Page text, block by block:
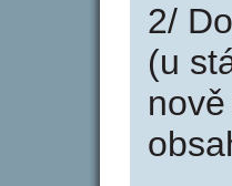
2/
(u